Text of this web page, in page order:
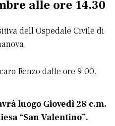
alle ore 14.30
dell’Ospedale Civile di
Renzo dalle ore 9.00.
luogoGiovedì 28 c.m.
“San Valentino”.